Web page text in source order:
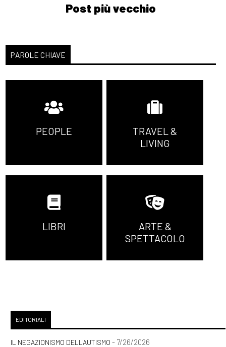
Post più vecchio
PAROLE CHIAVE
PEOPLE
TRAVEL &
LIVING
LIBRI
ARTE &
SPETTACOLO
EDITORIALI
IL NEGAZIONISMO DELL'AUTISMO - 7/26/2026